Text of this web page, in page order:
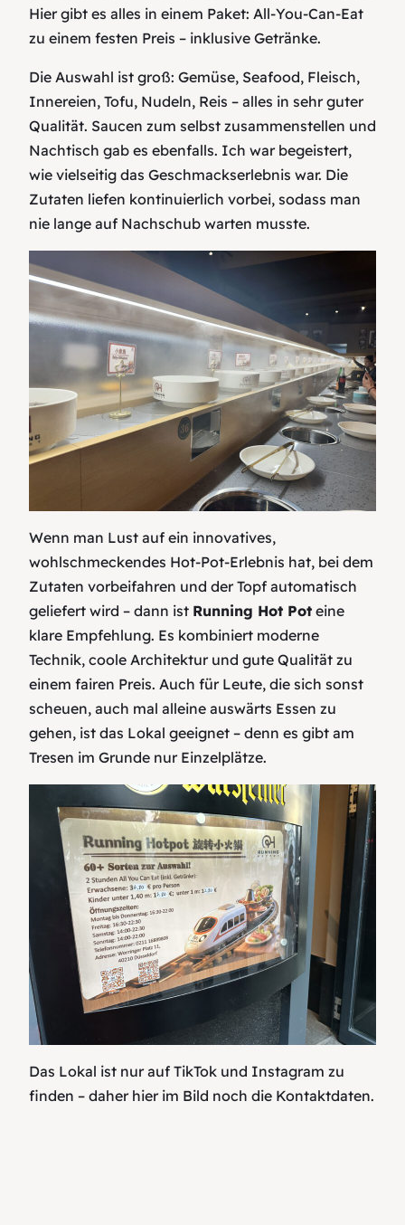
Hier gibt es alles in einem Paket: All-You‑Can‑Eat
zu einem festen Preis – inklusive Getränke.
Die Auswahl ist groß: Gemüse, Seafood, Fleisch,
Innereien, Tofu, Nudeln, Reis – alles in sehr guter
Qualität. Saucen zum selbst zusammenstellen und
Nachtisch gab es ebenfalls. Ich war begeistert,
wie vielseitig das Geschmackserlebnis war. Die
Zutaten liefen kontinuierlich vorbei, sodass man
nie lange auf Nachschub warten musste.
Wenn man Lust auf ein innovatives,
wohlschmeckendes Hot‑Pot-Erlebnis hat, bei dem
Zutaten vorbeifahren und der Topf automatisch
geliefert wird – dann ist Running Hot Pot eine
klare Empfehlung. Es kombiniert moderne
Technik, coole Architektur und gute Qualität zu
einem fairen Preis. Auch für Leute, die sich sonst
scheuen, auch mal alleine auswärts Essen zu
gehen, ist das Lokal geeignet – denn es gibt am
Tresen im Grunde nur Einzelplätze.
Das Lokal ist nur auf TikTok und Instagram zu
finden – daher hier im Bild noch die Kontaktdaten.